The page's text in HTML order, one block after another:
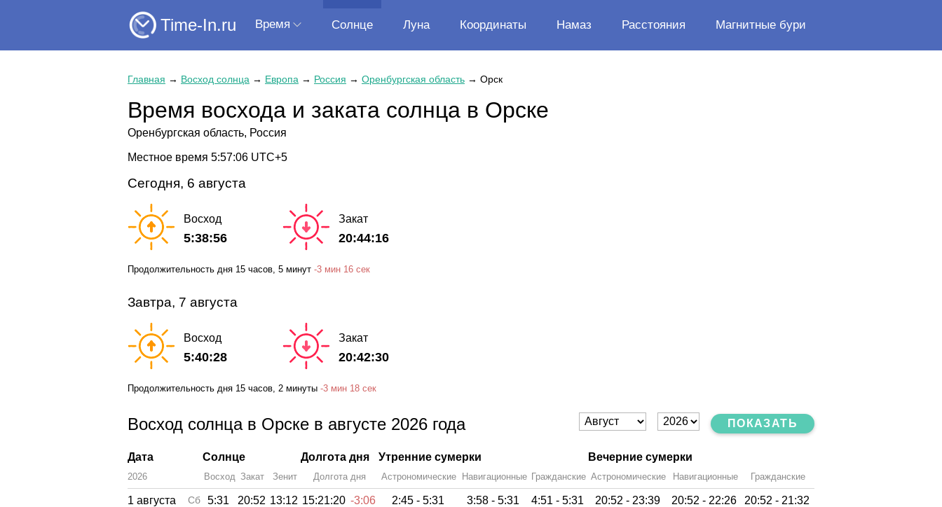
Time-In.ru Время Солнце Луна Координаты Намаз Расстояния Магнитные бури
Главная → Восход солнца → Европа → Россия → Оренбургская область → Орск
Время восхода и заката солнца в Орске
Оренбургская область, Россия
Местное время 5:57:06 UTC+5
Сегодня, 6 августа
Восход
5:38:56
Закат
20:44:16
Продолжительность дня 15 часов , 5 минут -3 мин 16 сек
Завтра, 7 августа
Восход
5:40:28
Закат
20:42:30
Продолжительность дня 15 часов, 2 минуты -3 мин 18 сек
Восход солнца в Орске в августе 2026 года ПОКАЗАТЬ
Дата Солнце Долгота дня Утренние сумерки Вечерние сумерки
2026 Восход Закат Зенит Долгота дня Астрономические Навигационные Гражданские Астрономические Навигационные Гражданские
1 августа Сб 5:31 20:52 13:12 15:21:20 -3:06 2:45 - 5:31 3:58 - 5:31 4:51 - 5:31 20:52 - 23:39 20:52 - 22:26 20:52 - 21:32